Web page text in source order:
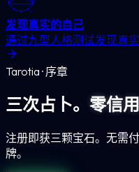
发现真实的自己
通过九型人格测试发现真
Tarotia · 序章
三次占卜。 零信用
注册即获三颗宝石。无需
牌。